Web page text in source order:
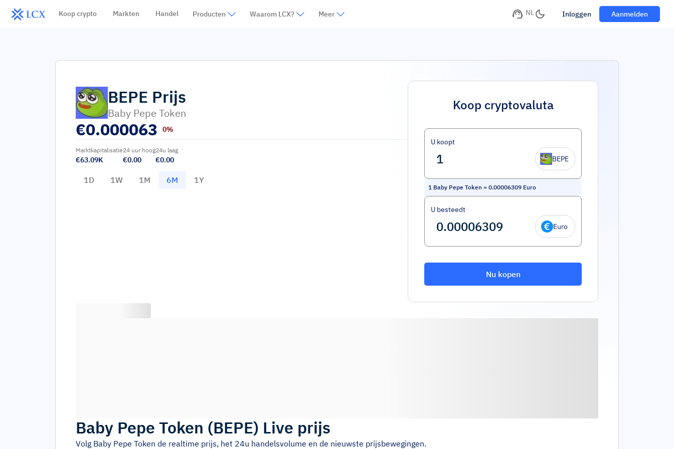
Koop crypto Markten Handel Producten Waarom LCX? Meer NL Inloggen Aanmelden
BEPE Prijs
Baby Pepe Token
€0.000063 0%
Marktkapitalisatie
€63.09K
24 uur hoog
€0.00
24u laag
€0.00
1D 1W 1M 6M 1Y
Koop cryptovaluta
U koopt
BEPE
1 Baby Pepe Token = 0.00006309 Euro
U besteedt
Euro
Nu kopen
Baby Pepe Token (BEPE) Live prijs
Volg Baby Pepe Token de realtime prijs, het 24u handelsvolume en de nieuwste prijsbewegingen.